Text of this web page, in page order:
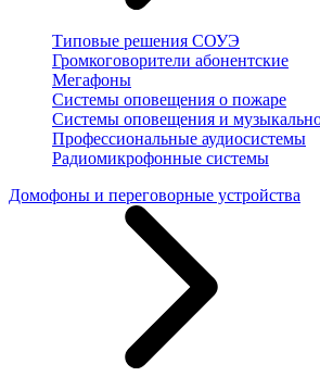
Типовые решения СОУЭ
Громкоговорители абонентские
Мегафоны
Системы оповещения о пожаре
Системы оповещения и
Профессиональные аудиосистемы
Радиомикрофонные системы
Домофоны и переговорные устройства